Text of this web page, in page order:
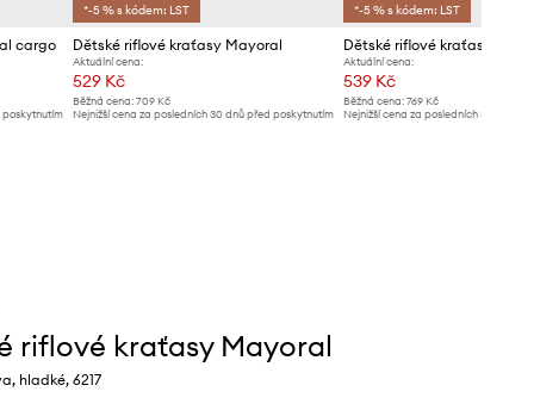
cargo
poskytnutím
*-5 % s kódem: LST
Dětské riflové kraťasy Mayoral
Aktuální cena:
529 Kč
Běžná cena:709 Kč
Nejnižší cena za posledních 30 dnů před poskytnutím
*-5 % s kódem: LST
Dětské riflové kraťasy
Aktuální cena:
539 Kč
Běžná cena: 769 Kč
Nejnižší cena za posledních 30 dnů
riflové kraťasy Mayoral
hladké, 6217